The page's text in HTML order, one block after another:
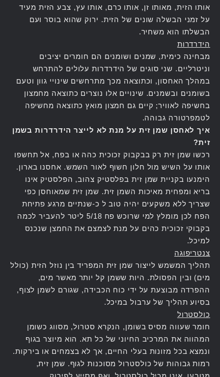
אותו הזית, מאותו זן, אותו כרם, אותו עץ, צבע הזית מעיד
על זמני הבשלה שונים של הזית. ירוק שהוא בוסר ועם
הבשלתו הוא משחיר.
הידרדרות
מבחינה כימית, שמנים ושומנים הם חומרים יציבים
וניטרליים. שני סוגים של הידרדרות עלולים להתרחש
במהלך האחסון, וכתוצאה מכך מתרחשים שינויי גוון וטעם
בשומנים ובשמנים. שינויים אלו נוצרים כתוצאה מחמצון
בחשיפה לאוויר; קיים גם חמצון מואץ כתוצאה מחשיפה
לטמפרטורה גבוהה.
איך לאחסן שמן זית על מנת לא לייצר הידרדרות בשמן
זית?
רכשו שמן זית רק בבקבוק זכוכית כהה או בפח, אל תחשפו
אותו על השיש מול חלון חשוף לאור השמש. אחסנו בארון.
הימנעו בקניית שמן זית בפלסטיק צהוב, הפלסטיק אינו
בריא ומפחית מאיכות השמן זית. שמן זית שמאוחסן כפי
שצריך ללא משקעים יהיה טוב ל כ-שנתיים מרגע פתיחת
הפח לכן מומלץ למי שרוכש פח 5/18 ליטר להעביר לכמה
בקבוקי זכוכית כהים על מנת לצמצם את החמצן שנכנס
למיכל.
צנטריפוגה
תהליך המשמש לייצור שמן זית המפריד בין נוזל הזית (כולל
מים) ובין הפסולת. היות ששמן קל יותר מאשר מים,
ההפרדה מבוצעת על ידי כוח הכבידה, שגורם לשמן לצוף,
בסיוע תהליך של ערבול במיכל.
כולסטרול
חומר שעווה מסיס בשומן, הנקרא סטרול, מסווג כשומן
המהווה את המרכיב החיוני של כל תא. הוא מיוצר בגוף
ונמצא בכל מזונות בעלי החיים, אך לא בצמחים או בירקות.
רמות גבוהות של כולסטרול מסוכנות לגוף. שמן זית,